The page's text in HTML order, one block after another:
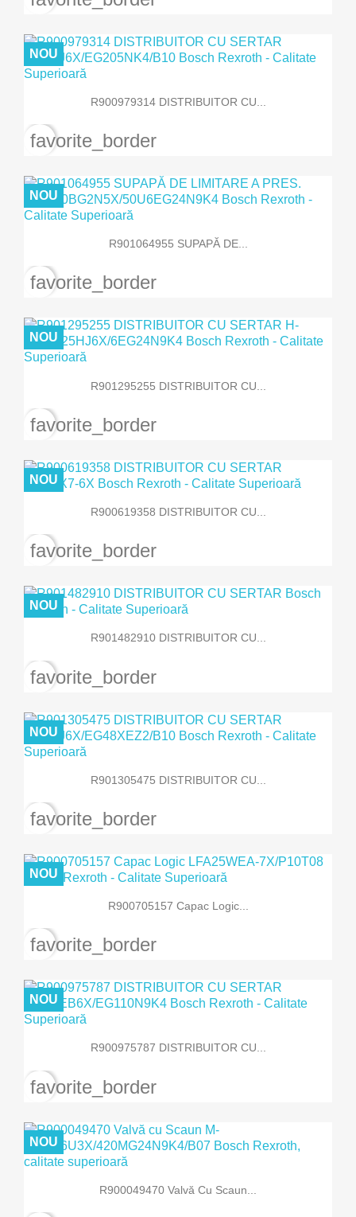
R900979314 DISTRIBUITOR CU...
NOU
favorite_border
R901064955 SUPAPĂ DE...
NOU
favorite_border
R901295255 DISTRIBUITOR CU...
NOU
favorite_border
R900619358 DISTRIBUITOR CU...
NOU
favorite_border
R901482910 DISTRIBUITOR CU...
NOU
favorite_border
R901305475 DISTRIBUITOR CU...
NOU
favorite_border
R900705157 Capac Logic...
NOU
favorite_border
R900975787 DISTRIBUITOR CU...
NOU
favorite_border
R900049470 Valvă Cu Scaun...
NOU